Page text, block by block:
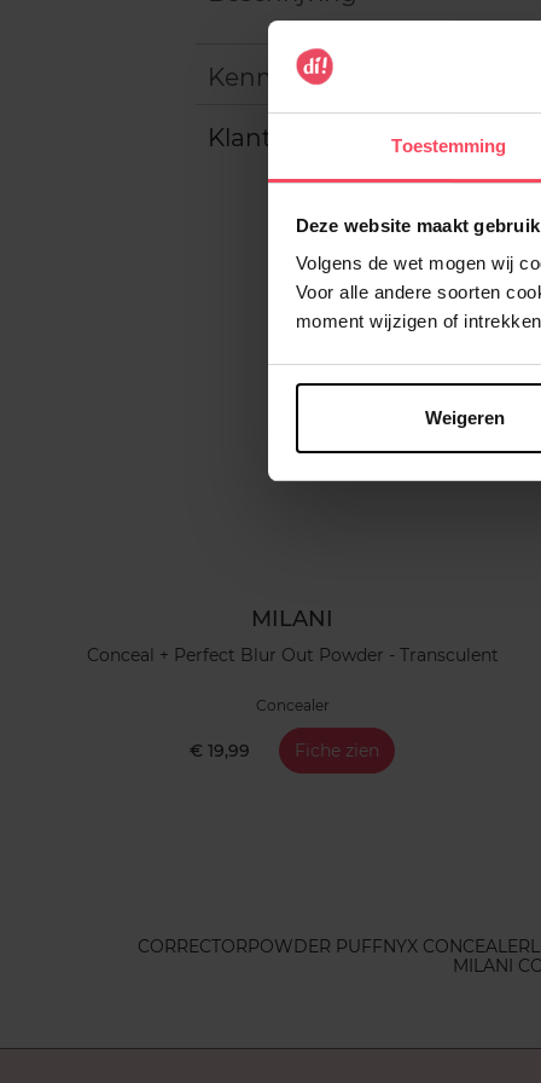
Toestemming
Deze website maakt
Volgens de wet mogen wij
Voor alle andere soorten
moment wijzigen of
Weigeren
Kenmerken
Klantereview
MILANI
Conceal + Perfect Blur Out Powder - Transculent
Concealer
€ 19,99 Fiche zien
CORRECTORPOWDER PUFFNYX CONCEALER
MILANI